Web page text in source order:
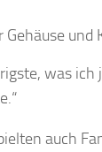
und
was ich
auch